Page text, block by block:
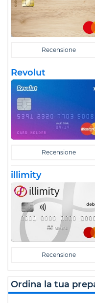
Recensione
Revolut
Recensione
illimity
Recensione
Ordina la tua